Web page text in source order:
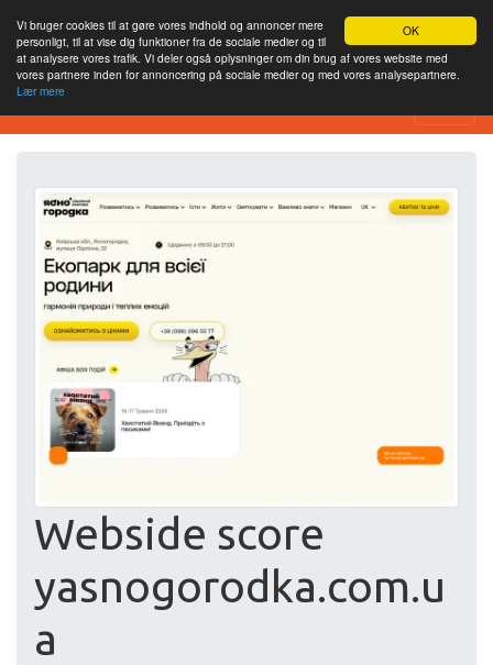
OK
Vi bruger cookies til at gøre vores indhold og annoncer mere
personligt, til at vise dig funktioner fra de sociale medier og til
at analysere vores trafik. Vi deler også oplysninger om din brug af vores website med
vores partnere inden for annoncering på sociale medier og med vores analysepartnere.
Lær mere
Værktøj til webstedsanalyse
Webside score
yasnogorodka.com.u
a